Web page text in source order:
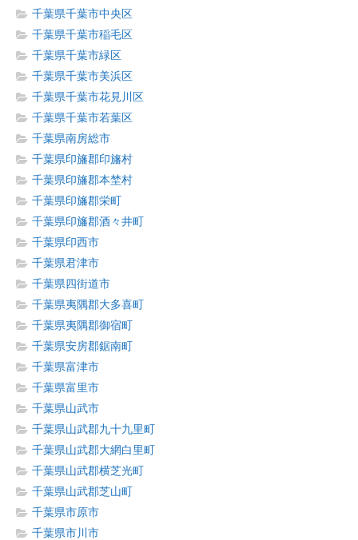
千葉県千葉市中央区
千葉県千葉市稲毛区
千葉県千葉市緑区
千葉県千葉市美浜区
千葉県千葉市花見川区
千葉県千葉市若葉区
千葉県南房総市
千葉県印旛郡印旛村
千葉県印旛郡本埜村
千葉県印旛郡栄町
千葉県印旛郡酒々井町
千葉県印西市
千葉県君津市
千葉県四街道市
千葉県夷隅郡大多喜町
千葉県夷隅郡御宿町
千葉県安房郡鋸南町
千葉県富津市
千葉県富里市
千葉県山武市
千葉県山武郡九十九里町
千葉県山武郡大網白里町
千葉県山武郡横芝光町
千葉県山武郡芝山町
千葉県市原市
千葉県市川市